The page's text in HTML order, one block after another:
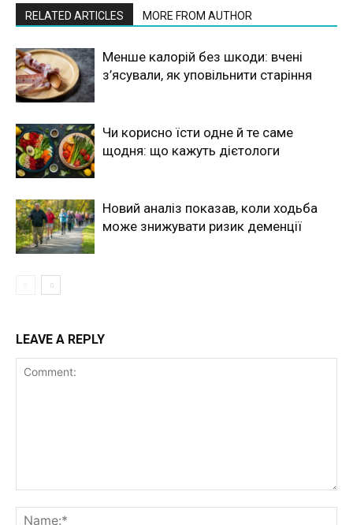
RELATED ARTICLES MORE FROM AUTHOR
Менше калорій без шкоди: вчені
з’ясували, як уповільнити старіння
Чи корисно їсти одне й те саме
щодня: що кажуть дієтологи
Новий аналіз показав, коли ходьба
може знижувати ризик деменції
LEAVE A REPLY